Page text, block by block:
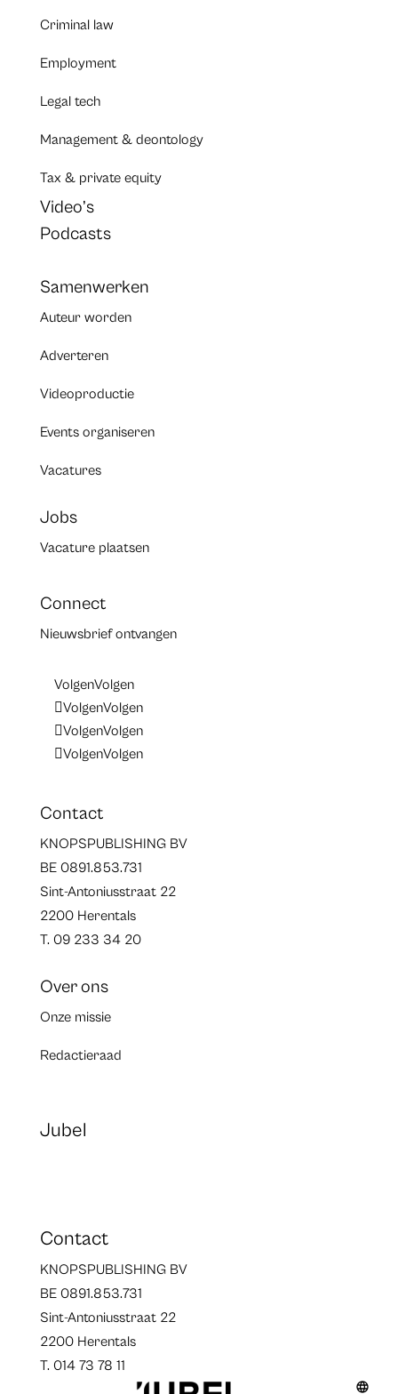
Criminal law
Employment
Legal tech
Management & deontology
Tax & private equity
Video’s
Podcasts
Samenwerken
Auteur worden
Adverteren
Videoproductie
Events organiseren
Vacatures
Jobs
Vacature plaatsen
Connect
Nieuwsbrief ontvangen
VolgenVolgen
VolgenVolgen
VolgenVolgen
VolgenVolgen
Contact
KNOPSPUBLISHING BV
BE 0891.853.731
Sint-Antoniusstraat 22
2200 Herentals
T. 09 233 34 20
Over ons
Onze missie
Redactieraad
Jubel
Contact
KNOPSPUBLISHING BV
BE 0891.853.731
Sint-Antoniusstraat 22
2200 Herentals
T. 014 73 78 11